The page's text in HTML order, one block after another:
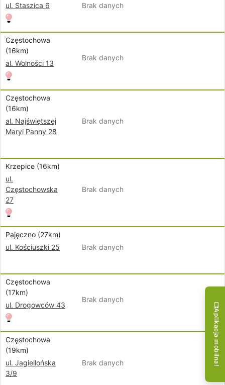
ul. Staszica 6
Brak danych
Częstochowa
(16km)
al. Wolności 13
Brak danych
Częstochowa
(16km)
al. Najświętszej
Maryi Panny 28
Brak danych
Krzepice (16km)
ul.
Częstochowska
27
Brak danych
Pajęczno (27km)
ul. Kościuszki 25
Brak danych
Częstochowa
(17km)
ul. Drogowców 43
Brak danych
Częstochowa
(19km)
ul. Jagiellońska
3/9
Brak danych Aplikacja mobilna!